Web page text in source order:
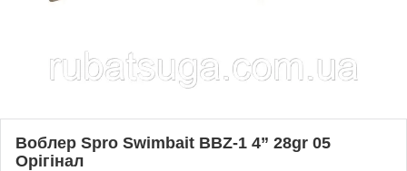
Воблер Spro Swimbait BBZ-1 4” 28gr 05
Орігінал